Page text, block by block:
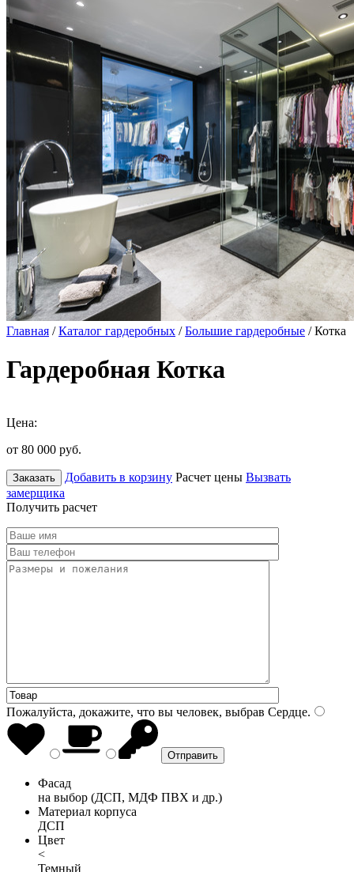
Главная /Каталог гардеробных /Большие гардеробные / Котка
Гардеробная Котка
Цена:
от 80 000 руб.
Заказать Добавить в корзину Расчет цены Вызвать
замерщика
Получить расчет
Пожалуйста, докажите, что вы человек, выбрав Сердце.
Фасад
на выбор (ДСП, МДФ ПВХ и др.)
Материал корпуса
ДСП
Цвет
<
Темный